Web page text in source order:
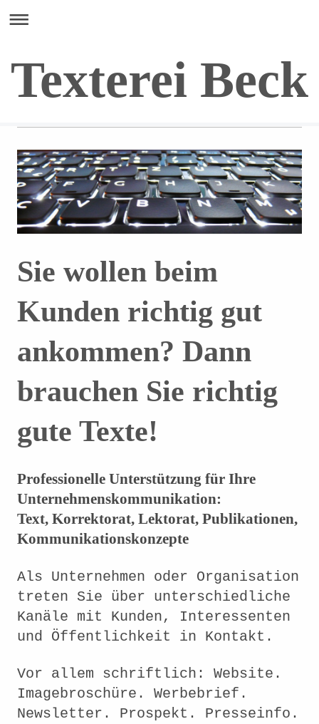
Texterei Beck
Sie wollen beim
Kunden richtig gut
ankommen? Dann
brauchen Sie richtig
gute Texte!
Professionelle Unterstützung für Ihre
Unternehmenskommunikation:
Text, Korrektorat, Lektorat, Publikationen,
Kommunikationskonzepte
Als Unternehmen oder Organisation
treten Sie über unterschiedliche
Kanäle mit Kunden, Interessenten
und Öffentlichkeit in Kontakt.
Vor allem schriftlich: Website.
Imagebroschüre. Werbebrief.
Newsletter. Prospekt. Presseinfo.